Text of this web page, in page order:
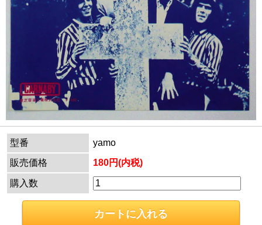
型番
yamo
販売価格
180円(内税)
購入数